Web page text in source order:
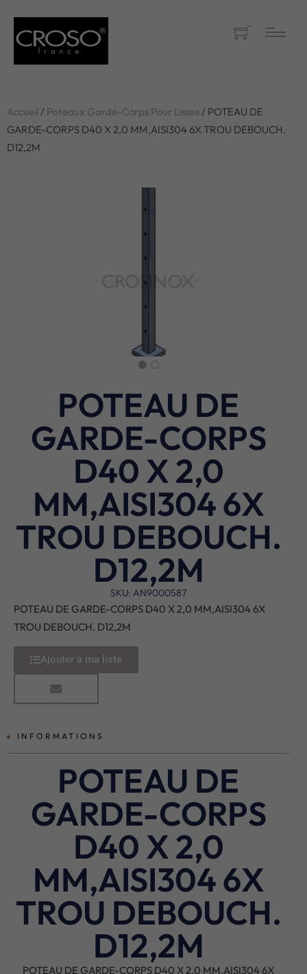
Accueil / Poteaux Garde-Corps Pour Lisses/ POTEAU DE
GARDE-CORPS D40 X 2,0 MM,AISI304 6X TROU DEBOUCH.
D12,2M
POTEAU DE
GARDE-CORPS
D40 X 2,0
MM,AISI304 6X
TROU DEBOUCH.
D12,2M
SKU: AN9000587
POTEAU DE GARDE-CORPS D40 X 2,0 MM,AISI304 6X
TROU DEBOUCH. D12,2M
Ajouter à ma liste
INFORMATIONS
POTEAU DE
GARDE-CORPS
D40 X 2,0
MM,AISI304 6X
TROU DEBOUCH.
D12,2M
POTEAU DE GARDE-CORPS D40 X 2,0 MM,AISI304 6X